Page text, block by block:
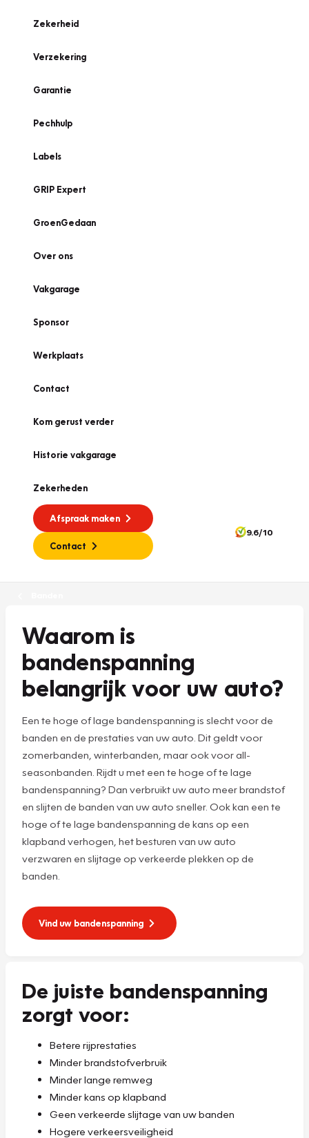
Zekerheid
Verzekering
Garantie
Pechhulp
Labels
GRIP Expert
GroenGedaan
Over ons
Vakgarage
Sponsor
Werkplaats
Contact
Kom gerust verder
Historie vakgarage
Zekerheden
Afspraak maken
Contact
9.6/10
Waarom is
bandenspanning
belangrijk voor uw auto?
Een te hoge of lage bandenspanning is slecht voor de
banden en de prestaties van uw auto. Dit geldt voor
zomerbanden, winterbanden, maar ook voor all-
seasonbanden. Rijdt u met een te hoge of te lage
bandenspanning? Dan verbruikt uw auto meer brandstof
en slijten de banden van uw auto sneller. Ook kan een te
hoge of te lage bandenspanning de kans op een
klapband verhogen, het besturen van uw auto
verzwaren en slijtage op verkeerde plekken op de
banden.
Vind uw bandenspanning
De juiste bandenspanning
zorgt voor:
Betere rijprestaties
Minder brandstofverbruik
Minder lange remweg
Minder kans op klapband
Geen verkeerde slijtage van uw banden
Hogere verkeersveiligheid